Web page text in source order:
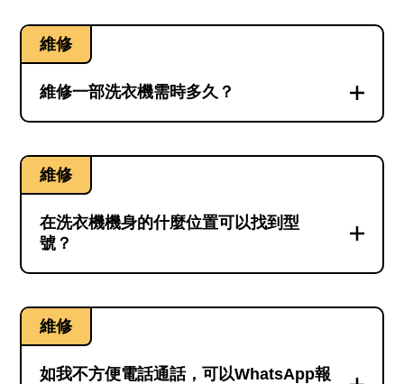
維修
維修一部洗衣機需時多久？
決於故障和型號。通常情況下，所需時間在
10分鐘到1小時之間。事實上，成功維修不僅
僅是師傅在你家裡幾十分鐘的工作。在師傅
到達之前，維修團隊已經開始進行籌備工
作。一旦你決定提出維修請求，維修團隊就
師傅到達時能夠更快更準確地完成維修工
作。
維修
在洗衣機機身的什麼位置可以找到型
號？
有清晰的型號。型號一般是混合了英文字母
和數字的組合。如你的洗衣機沒有能源標
籤，可以看看操作面板或機背的貼紙。前置
維修
如我不方便電話通話，可以WhatsApp報